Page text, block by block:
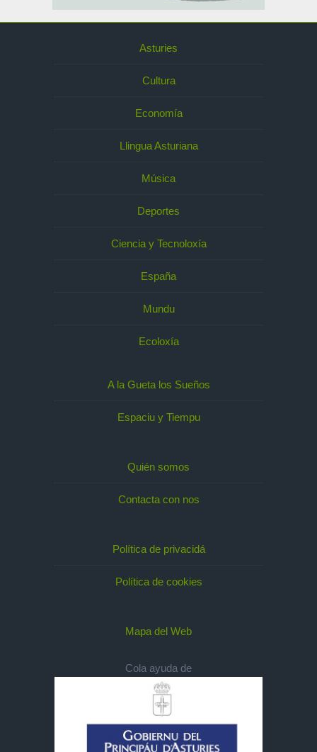
Asturies
Cultura
Economía
Llingua Asturiana
Música
Deportes
Ciencia y Tecnoloxía
España
Mundu
Ecoloxía
A la Gueta los Sueños
Espaciu y Tiempu
Quién somos
Contacta con nos
Política de privacidá
Política de cookies
Mapa del Web
Cola ayuda de